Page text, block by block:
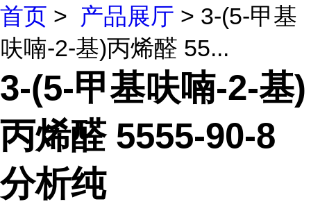
首页 > 产品展厅 > 3-(5-甲基
呋喃-2-基)丙烯醛 55...
3-(5-甲基呋喃-2-基)
丙烯醛 5555-90-8
分析纯